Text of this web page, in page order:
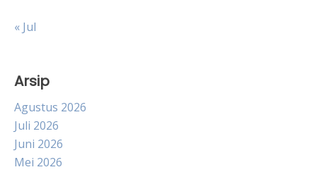
« Jul
Arsip
Agustus 2026
Juli 2026
Juni 2026
Mei 2026